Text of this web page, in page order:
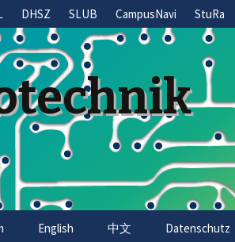
DHSZ SLUB CampusNavi StuRa
English 中文 Datenschutz